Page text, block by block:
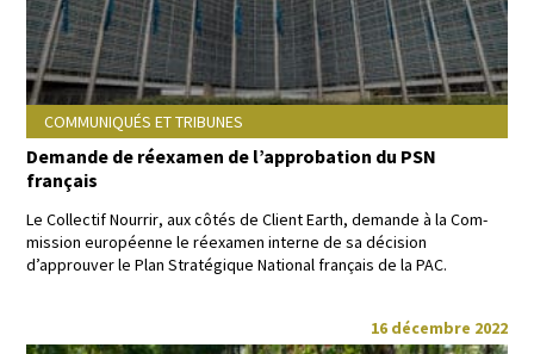
COMMUNIQUÉS ET TRIBUNES
Demande de réexamen de l’approbation du PSN
français
Le Col­lec­tif Nour­rir, aux côtés de Client Earth, demande à la Com­
mis­sion européennele réex­a­m­en interne de sa déci­sion
d’approuver le Plan StratégiqueNation­al français de la PAC.
16 décembre 2022